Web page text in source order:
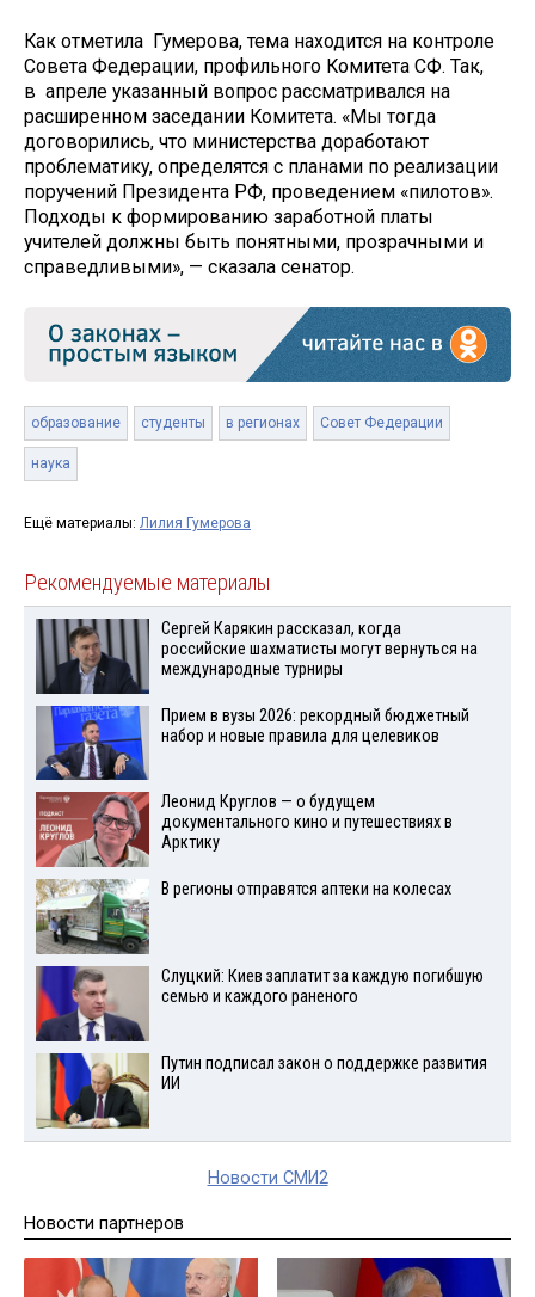
Как отметила Гумерова, тема находится на контроле
Совета Федерации, профильного Комитета СФ. Так,
в апреле указанный вопрос рассматривался на
расширенном заседании Комитета. «Мы тогда
договорились, что министерства доработают
проблематику, определятся с планами по реализации
поручений Президента РФ, проведением «пилотов».
Подходы к формированию заработной платы
учителей должны быть понятными, прозрачными и
справедливыми», — сказала сенатор.
образование студенты в регионах Совет Федерации
наука
Ещё материалы: Лилия Гумерова
Рекомендуемые материалы
Сергей Карякин рассказал, когда
российские шахматисты могут вернуться на
международные турниры
Прием в вузы 2026: рекордный бюджетный
набор и новые правила для целевиков
Леонид Круглов — о будущем
документального кино и путешествиях в
Арктику
В регионы отправятся аптеки на колесах
Слуцкий: Киев заплатит за каждую погибшую
семью и каждого раненого
Путин подписал закон о поддержке развития
ИИ
Новости СМИ2
Новости партнеров